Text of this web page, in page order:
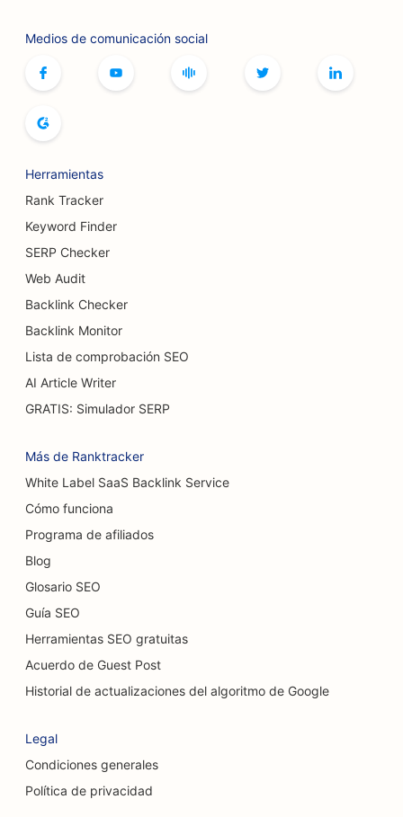
SEO para boleras
SEO para cafeterías de juegos de mesa
SEO para servicios de aumento mamario
SEO para restaurantes buffet
SEO para cirujanos de quemaduras
SEO para cafeterías
SEO para pastelerías
SEO para lavaderos de coches
SEO para concesionarios de coches
SEO para servicios de limpieza
SEO para quiroprácticos
SEO para servicios de peeling químico
SEO para cirujanos craneofaciales
SEO para cafeterías
Medios de comunicación social
Herramientas
Rank Tracker
Keyword Finder
SERP Checker
Web Audit
Backlink Checker
Backlink Monitor
Lista de comprobación SEO
AI Article Writer
GRATIS: Simulador SERP
Más de Ranktracker
White Label SaaS Backlink Service
Cómo funciona
Programa de afiliados
Blog
Glosario SEO
Guía SEO
Herramientas SEO gratuitas
Acuerdo de Guest Post
Historial de actualizaciones del algoritmo de Google
Legal
Condiciones generales
Política de privacidad